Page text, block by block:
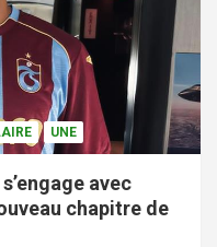
UNE
avec
chapitre de